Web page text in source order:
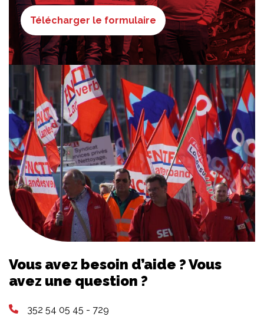
Télécharger le formulaire
Vous avez besoin d’aide ? Vous
avez une question ?
352 54 05 45 - 729